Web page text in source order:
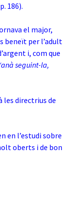
186).
el major,
beneït per l’adult
i, com que
seguint-la,
les directrius de
en l’estudi sobre
oberts i de bon